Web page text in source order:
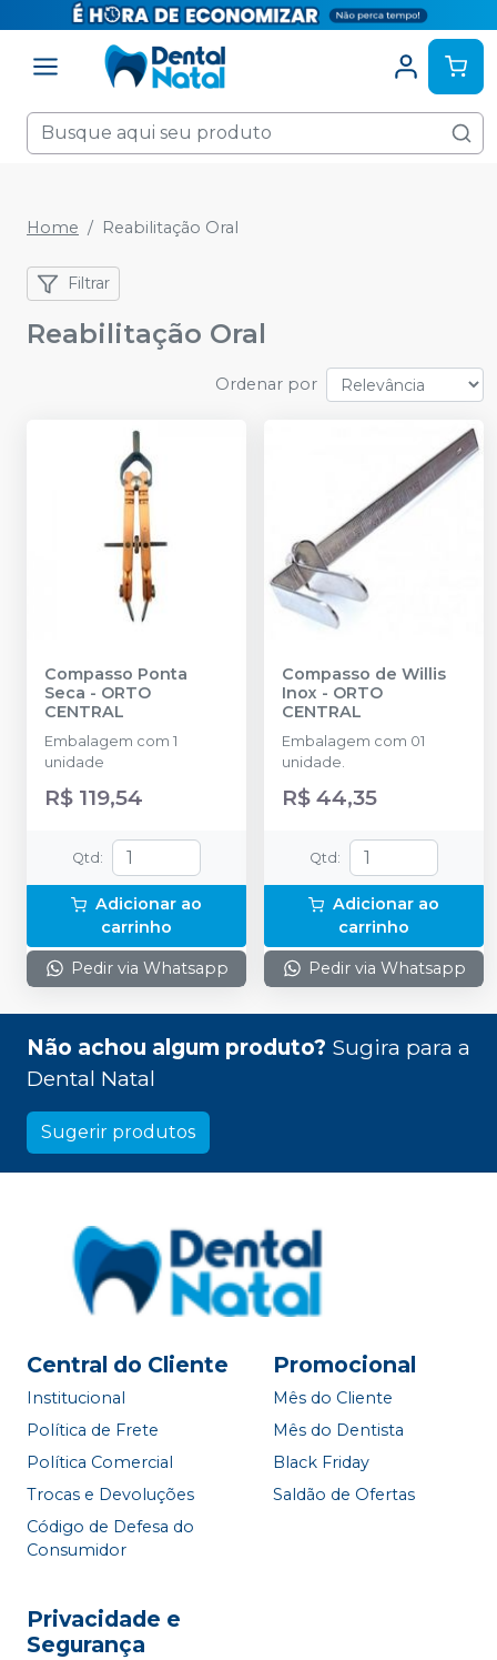
Home Reabilitação Oral
Filtrar
Reabilitação Oral
Ordenar por
Compasso Ponta
Seca - ORTO
CENTRAL
Embalagem com 1
unidade
R$ 119,54
Qtd :
Adicionar ao
carrinho
Pedir via Whatsapp
Compasso de Willis
Inox - ORTO
CENTRAL
Embalagem com 01
unidade.
R$ 44,35
Qtd :
Adicionar ao
carrinho
Pedir via Whatsapp
Não achou algum produto? Sugira para a
Dental Natal
Sugerir produtos
Central do Cliente
Institucional
Política de Frete
Política Comercial
Trocas e Devoluções
Código de Defesa do
Consumidor
Promocional
Mês do Cliente
Mês do Dentista
Black Friday
Saldão de Ofertas
Privacidade e
Segurança